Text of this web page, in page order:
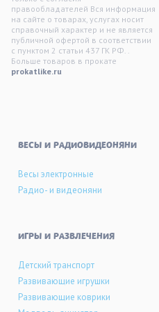
правообладателей Вся информация
на сайте о товарах, услугах носит
справочный характер и не является
публичной офертой в соответствии
с пунктом 2 статьи 437 ГК РФ. .
Больше товаров в прокате
prokatlike.ru
ВЕСЫ И РАДИОВИДЕОНЯНИ
Весы электронные
Радио- и видеоняни
ИГРЫ И РАЗВЛЕЧЕНИЯ
Детский транспорт
Развивающие игрушки
Развивающие коврики